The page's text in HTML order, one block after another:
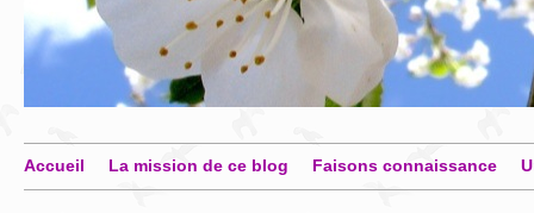
Accueil La mission de ce blog Faisons connaissance